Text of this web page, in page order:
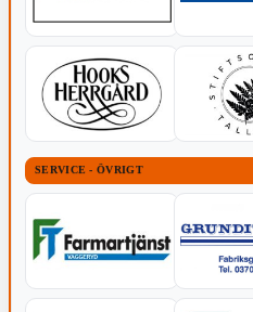
SERVICE - ÖVRIGT